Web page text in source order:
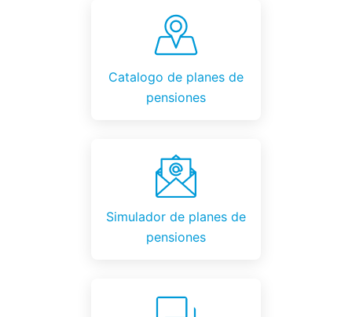
Catalogo de planes de
pensiones
Simulador de planes de
pensiones